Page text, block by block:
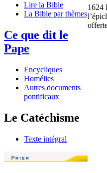
Lire la Bible
La Bible par thèmes
Ce que dit le
Pape
Encycliques
Homélies
Autres documents
pontificaux
Le Catéchisme
Texte intégral
1624